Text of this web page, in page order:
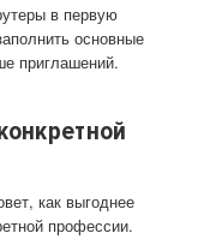
в первую
основные
приглашений.
как выгоднее
профессии.